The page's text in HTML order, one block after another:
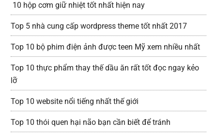
10 hộp cơm giữ nhiệt tốt nhất hiện nay
Top 5 nhà cung cấp wordpress theme tốt nhất 2017
Top 10 bộ phim điện ảnh được teen Mỹ xem nhiều nhất
Top 10 thực phẩm thay thế dầu ăn rất tốt đọc ngay kẻo
lỡ
Top 10 website nổi tiếng nhất thế giới
Top 10 thói quen hại não bạn cần biết để tránh